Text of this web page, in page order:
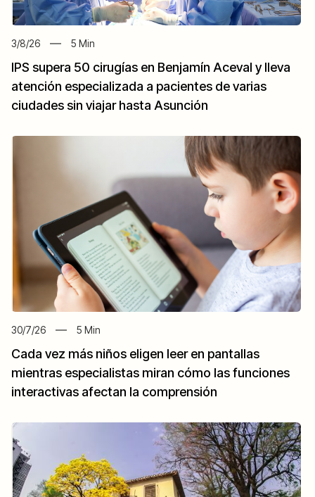
3/8/26 5 Min
IPS supera 50 cirugías en Benjamín Aceval y lleva
atención especializada a pacientes de varias
ciudades sin viajar hasta Asunción
30/7/26 5 Min
Cada vez más niños eligen leer en pantallas
mientras especialistas miran cómo las funciones
interactivas afectan la comprensión